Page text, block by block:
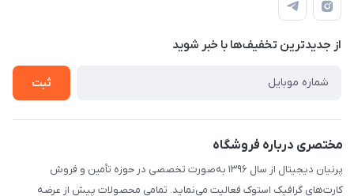
لیست محصولات
مجله فروشگاه
حریم خصوصی
راهنما
از جدید‌ترین تخفیف‌ها با‌ خبر شوید
ثبت
مختصری درباره فروشگاه
پرنیان دیجیتال از سال ۱۳۹۶ به‌صورت تخصصی در حوزه تأمین و فروش
کارت‌های گرافیک استوک فعالیت می‌نماید. تمامی محصولات پیش از عرضه